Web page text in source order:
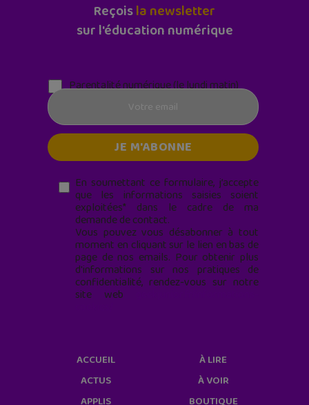
Reçoisla newsletter
sur l'éducation numérique
Parentalité numérique (le lundi matin)
En soumettant ce formulaire, j’accepte
que les informations saisies soient
exploitées* dans le cadre de ma
demande de contact.
Vous pouvez vous désabonner à tout
moment en cliquant sur le lien en bas de
page de nos emails. Pour obtenir plus
d'informations sur nos pratiques de
confidentialité, rendez-vous sur notre
site web
ACCUEIL
ACTUS
APPLIS
À LIRE
À VOIR
BOUTIQUE